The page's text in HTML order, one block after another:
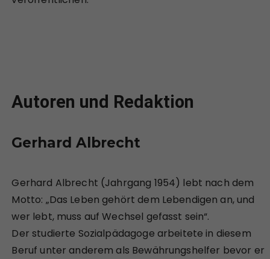
Autoren und Redaktion
Gerhard Albrecht
Gerhard Albrecht (Jahrgang 1954) lebt nach dem
Motto: „Das Leben gehört dem Lebendigen an, und
wer lebt, muss auf Wechsel gefasst sein“.
Der studierte Sozialpädagoge arbeitete in diesem
Beruf unter anderem als Bewährungshelfer bevor er